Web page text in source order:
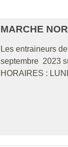
MARCHE
Les entraineurs
septembre 2023
HORAIRES :